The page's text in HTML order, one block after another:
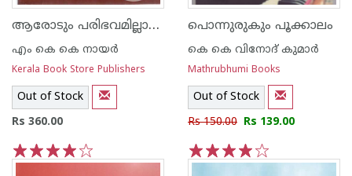
ആരോടും പരിഭവമില്ലാതെ
എം കെ കെ നായര്‍
Kerala Book Store Publishers
Out of Stock
Rs 360.00
5
4
3
2
1
പൊന്നുരുകും പൂക്കാലം
കെ കെ വിനോദ് കുമാര്‍
Mathrubhumi Books
Out of Stock
Rs 150.00 Rs 139.00
5
4
3
2
1